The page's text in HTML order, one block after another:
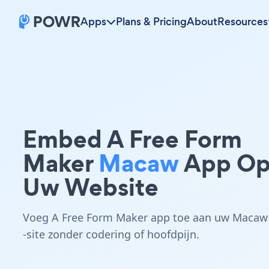
Apps Plans & PricingAboutResources
Embed A Free Form
MakerMacawApp
Uw Website
Voeg A Free Form Maker app toe aan uw Macaw
-site zonder codering of hoofdpijn.